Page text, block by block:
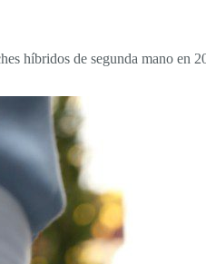
híbridos de segunda mano en